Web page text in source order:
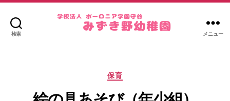
検索
野
メニュー
カ
テ
ゴ
保育